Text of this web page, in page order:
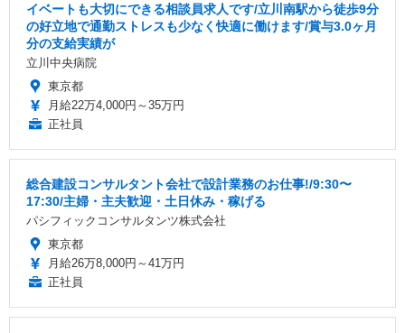
イベートも大切にできる相談員求人です/立川南駅から徒歩9分
の好立地で通勤ストレスも少なく快適に働けます/賞与3.0ヶ月
分の支給実績が
立川中央病院
東京都
月給22万4,000円～35万円
正社員
総合建設コンサルタント会社で設計業務のお仕事!/9:30〜
17:30/主婦・主夫歓迎・土日休み・稼げる
パシフィックコンサルタンツ株式会社
東京都
月給26万8,000円～41万円
正社員